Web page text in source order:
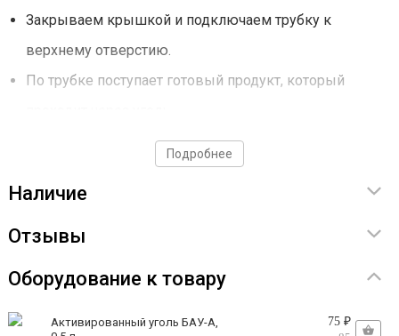
Закрываем крышкой и подключаем трубку к
верхнему отверстию.
По трубке поступает готовый продукт, который
Из нижнего отверстия выходит очищенный продукт, а
примеси и сивушные масла остаются в порах угля.
рекомендуется проводить очистку «головной» и
«хвостовой» фракции. Использовать колонну
Подробнее
Наличие
Отзывы
Оборудование к товару
Активированный уголь БАУ-А,
75 ₽